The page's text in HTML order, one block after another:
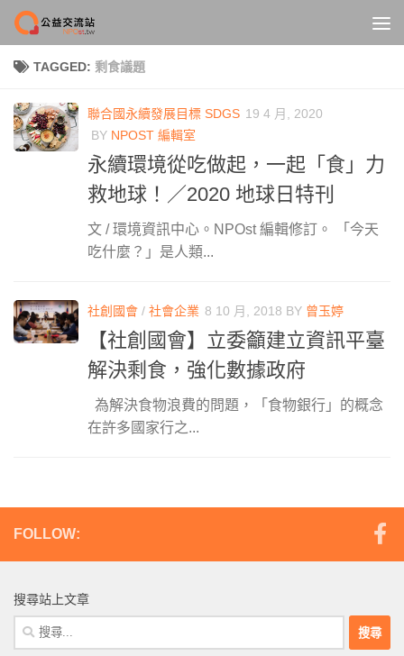
Skip to content
TAGGED: 剩食議題
聯合國永續發展目標 SDGS 19 4 月, 2020
BY NPOST 編輯室
永續環境從吃做起，一起「食」力
救地球！／2020 地球日特刊
文 / 環境資訊中心。NPOst 編輯修訂。 「今天
吃什麼？」是人類...
社創國會 / 社會企業 8 10 月, 2018 BY 曾玉婷
【社創國會】立委籲建立資訊平臺
解決剩食，強化數據政府
為解決食物浪費的問題，「食物銀行」的概念
在許多國家行之...
FOLLOW:
搜尋站上文章
搜
尋